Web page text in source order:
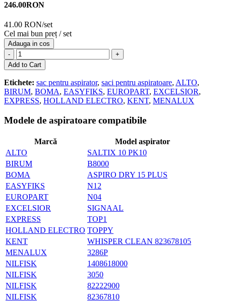
246.00RON
41.00 RON/set
Cel mai bun preț / set
Adauga in cos
-
+
Add to Cart
Etichete: sac pentru aspirator, saci pentru aspiratoare, ALTO,
BIRUM, BOMA, EASYFIKS, EUROPART, EXCELSIOR,
EXPRESS, HOLLAND ELECTRO, KENT, MENALUX
Modele de aspiratoare compatibile
Marcă
Model aspirator
ALTO
SALTIX 10 PK10
BIRUM
B8000
BOMA
ASPIRO DRY 15 PLUS
EASYFIKS
N12
EUROPART
N04
EXCELSIOR
SIGNAAL
EXPRESS
TOP1
HOLLAND ELECTRO TOPPY
KENT
WHISPER CLEAN 823678105
MENALUX
3286P
NILFISK
1408618000
NILFISK
3050
NILFISK
82222900
NILFISK
82367810